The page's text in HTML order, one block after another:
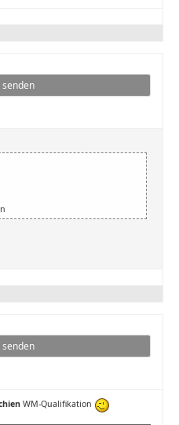
senden
senden
WM-Qualifikation